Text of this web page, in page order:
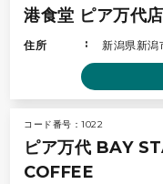
港食堂 ピア万代店
住所 新潟県新
コード番号：1022
ピア万代 BAY
COFFEE